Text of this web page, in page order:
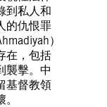
到私人和
的仇恨罪
）
在，包括
襲擊。中
基督教領